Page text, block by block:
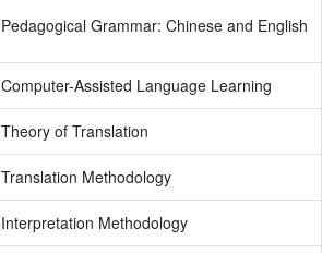
Pedagogical Grammar: Chinese and English
Computer-Assisted Language Learning
Theory of Translation
Translation Methodology
Interpretation Methodology